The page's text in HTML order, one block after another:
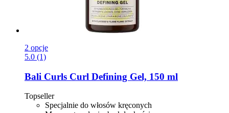
2 opcje
5.0 (1)
Bali Curls Curl Defining Gel, 150 ml
Topseller
Specjalnie do włosów kręconych